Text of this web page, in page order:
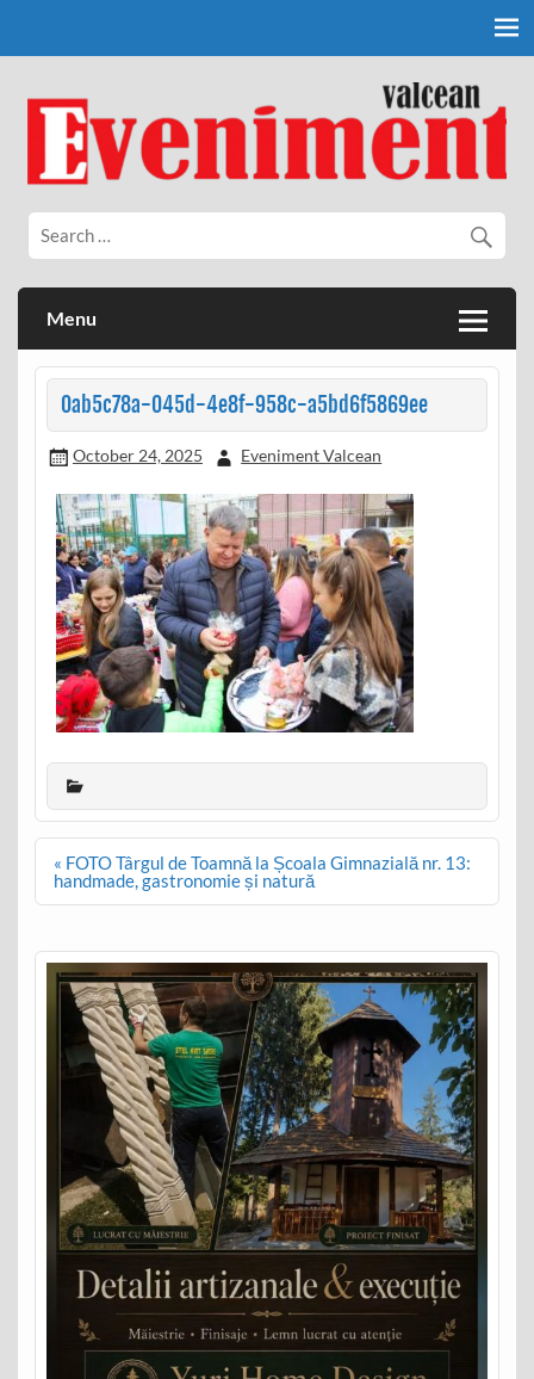
Eveniment Valcean
Menu
0ab5c78a-045d-4e8f-958c-a5bd6f5869ee
October 24, 2025 Eveniment Valcean
Post
navigation
« FOTO Târgul de Toamnă la Școala Gimnazială nr. 13:
handmade, gastronomie și natură